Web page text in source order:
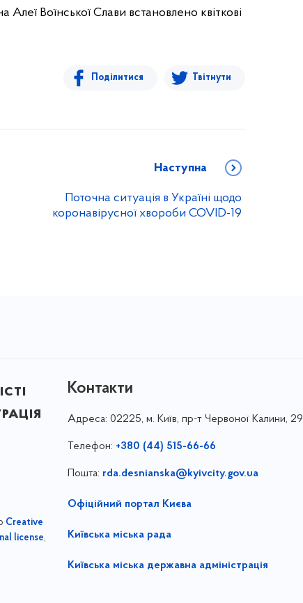
Алеї Воїнської Слави встановлено квіткові
Поділитися Твітнути
Наступна
Поточна ситуація в Україні щодо
коронавірусної хвороби COVID-19
Creative
license,
Контакти
Адреса: 02225, м. Київ, пр-т Червоної Калини, 29
Телефон: +380 (44) 515-66-66
Пошта: rda.desnianska@kyivcity.gov.ua
Офіційний портал Києва
Київська міська рада
Київська міська державна адміністрація